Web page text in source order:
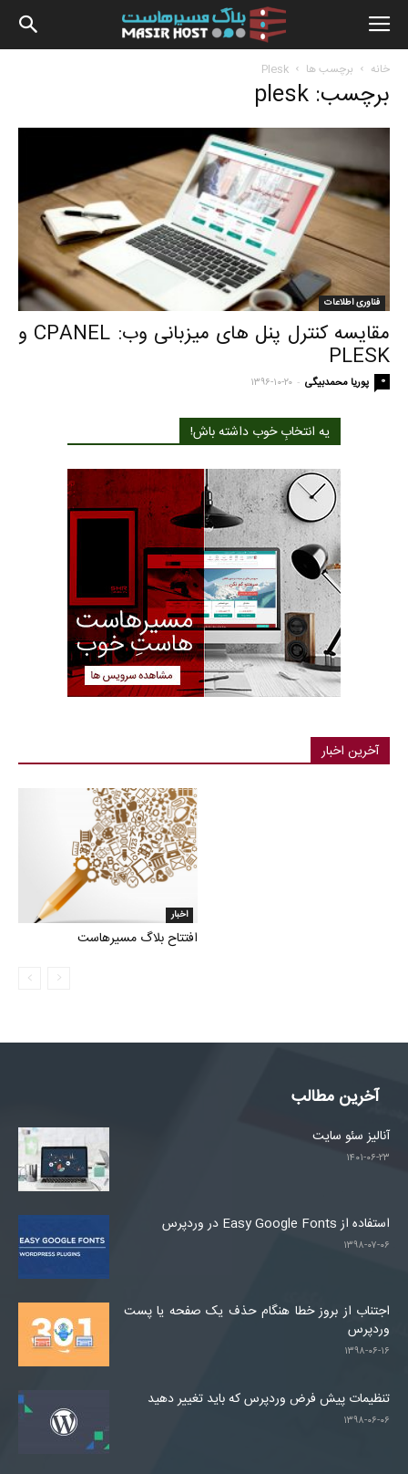
بلاگ
خانه برچسب ها Plesk
برچسب: plesk
فناوری اطلاعات
مقایسه کنترل پنل های میزبانی وب: CPANEL و
PLESK
پوریا محمدبیگی - ۱۳۹۶-۱۰-۲۰ 0
یه انتخابِ خوب داشته باش!
آخرین اخبار
اخبار
افتتاح بلاگ مسیرهاست
آخرین مطالب
آنالیز سئو سایت
۱۴۰۱-۰۶-۲۳
استفاده از Easy Google Fonts در وردپرس
۱۳۹۸-۰۷-۰۶
اجتناب از بروز خطا هنگام حذف یک صفحه یا پست
وردپرس
۱۳۹۸-۰۶-۱۶
تنظیمات پیش فرض وردپرس که باید تغییر دهید
۱۳۹۸-۰۶-۰۶